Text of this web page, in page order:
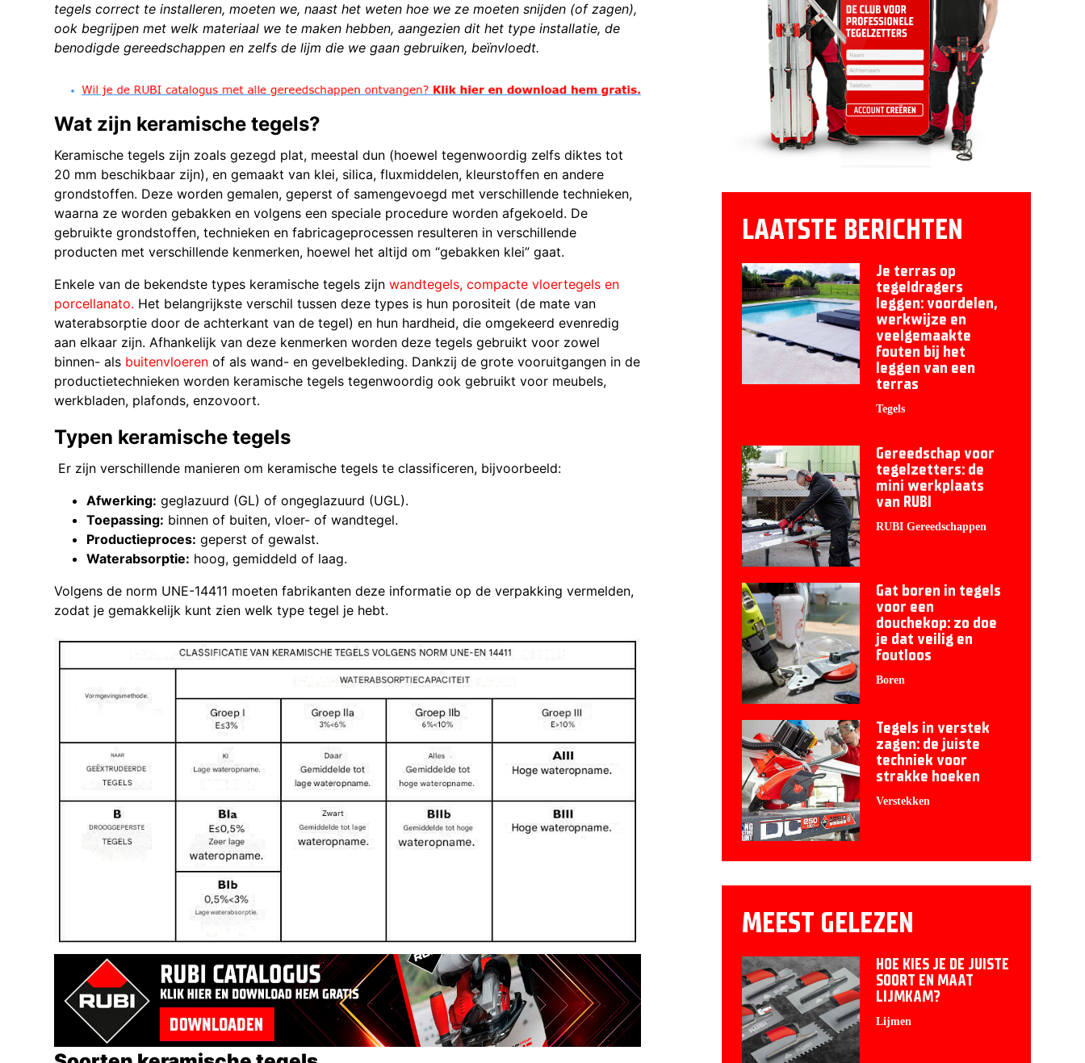
tegels correct te installeren, moeten we, naast het weten hoe we ze moeten snijden (of zagen),
ook begrijpen met welk materiaal we te maken hebben, aangezien dit het type installatie, de
benodigde gereedschappen en zelfs de lijm die we gaan gebruiken, beïnvloedt.
Wat zijn keramische tegels?
Keramische tegels zijn zoals gezegd plat, meestal dun (hoewel tegenwoordig zelfs diktes tot
20 mm beschikbaar zijn), en gemaakt van klei, silica, fluxmiddelen, kleurstoffen en andere
grondstoffen. Deze worden gemalen, geperst of samengevoegd met verschillende technieken,
waarna ze worden gebakken en volgens een speciale procedure worden afgekoeld. De
gebruikte grondstoffen, technieken en fabricageprocessen resulteren in verschillende
producten met verschillende kenmerken, hoewel het altijd om “gebakken klei” gaat.
Enkele van de bekendste types keramische tegels zijn wandtegels, compacte vloertegels en
porcellanato. Het belangrijkste verschil tussen deze types is hun porositeit (de mate van
waterabsorptie door de achterkant van de tegel) en hun hardheid, die omgekeerd evenredig
aan elkaar zijn. Afhankelijk van deze kenmerken worden deze tegels gebruikt voor zowel
binnen- als buitenvloeren of als wand- en gevelbekleding. Dankzij de grote vooruitgangen in de
productietechnieken worden keramische tegels tegenwoordig ook gebruikt voor meubels,
werkbladen, plafonds, enzovoort.
Typen keramische tegels
Er zijn verschillende manieren om keramische tegels te classificeren, bijvoorbeeld:
Afwerking: geglazuurd (GL) of ongeglazuurd (UGL).
Toepassing: binnen of buiten, vloer- of wandtegel.
Productieproces: geperst of gewalst.
Waterabsorptie: hoog, gemiddeld of laag.
Volgens de norm UNE-14411 moeten fabrikanten deze informatie op de verpakking vermelden,
zodat je gemakkelijk kunt zien welk type tegel je hebt.
LAATSTE BERICHTEN
Je terras op
tegeldragers
leggen: voordelen,
werkwijze en
veelgemaakte
fouten bij het
leggen van een
terras
Tegels
Gereedschap voor
tegelzetters: de
mini werkplaats
van RUBI
RUBI Gereedschappen
Gat boren in tegels
voor een
douchekop: zo doe
je dat veilig en
foutloos
Boren
Tegels in verstek
zagen: de juiste
techniek voor
strakke hoeken
Verstekken
MEEST GELEZEN
HOE KIES JE DE JUISTE
SOORT EN MAAT
LIJMKAM?
Lijmen